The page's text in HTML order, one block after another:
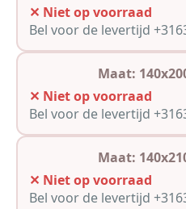
✕ Niet op voorraad
Bel voor de levertijd
Maat:
✕ Niet op voorraad
Bel voor de levertijd
Maat:
✕ Niet op voorraad
Bel voor de levertijd